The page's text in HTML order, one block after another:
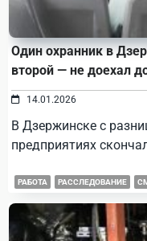
Один охранник в
второй — не доехал
14.01.2026
В Дзержинске с
предприятиях
РАБОТА РАССЛЕДОВАНИЕ